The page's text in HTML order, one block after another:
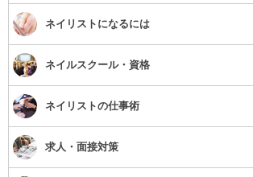
ネイリストになるには
ネイルスクール・資格
ネイリストの仕事術
求人・面接対策